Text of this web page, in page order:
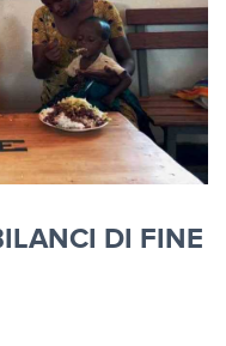
DI FINE